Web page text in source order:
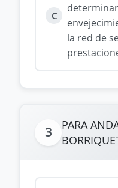
C
la red de
3
PARA